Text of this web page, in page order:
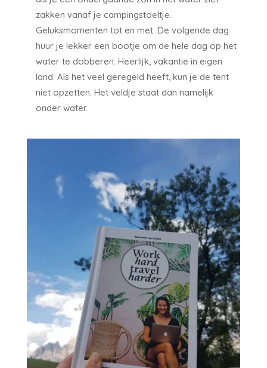
zakken vanaf je campingstoeltje.
Geluksmomenten tot en met. De volgende dag
huur je lekker een bootje om de hele dag op het
water te dobberen. Heerlijk, vakantie in eigen
land. Als het veel geregeld heeft, kun je de tent
niet opzetten. Het veldje staat dan namelijk
onder water.